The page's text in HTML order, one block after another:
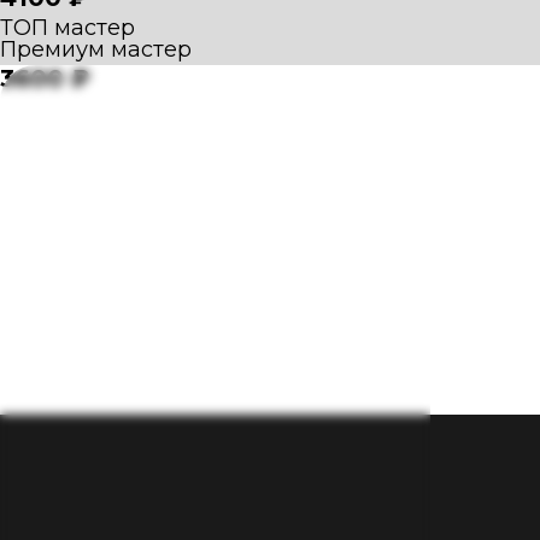
ТОП мастер
Премиум мастер
3600 ₽